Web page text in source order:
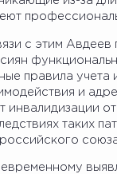
с этим Авдеев
правила
и
инвалидизации
таких